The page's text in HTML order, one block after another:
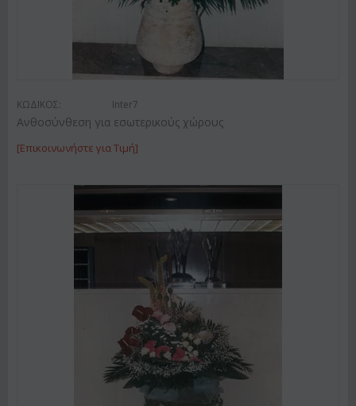
ΚΩΔΙΚΟΣ: Inter7
Ανθοσύνθεση για εσωτερικούς χώρους
[Επικοινωνήστε για Τιμή]